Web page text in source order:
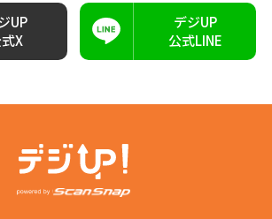
UP
X
デジUP
公式LINE